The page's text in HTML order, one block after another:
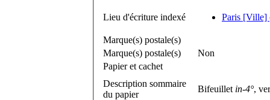
Lieu d'écriture indexé Paris [Ville]
Marque(s) postale(s)
Marque(s) postale(s)
Non
Papier et cachet
Description sommaire
du papier
Bifeuillet in-4°,